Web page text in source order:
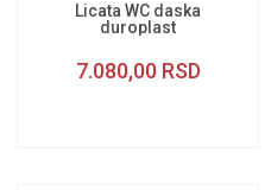
Licata WC daska
duroplast
7.080,00 RSD